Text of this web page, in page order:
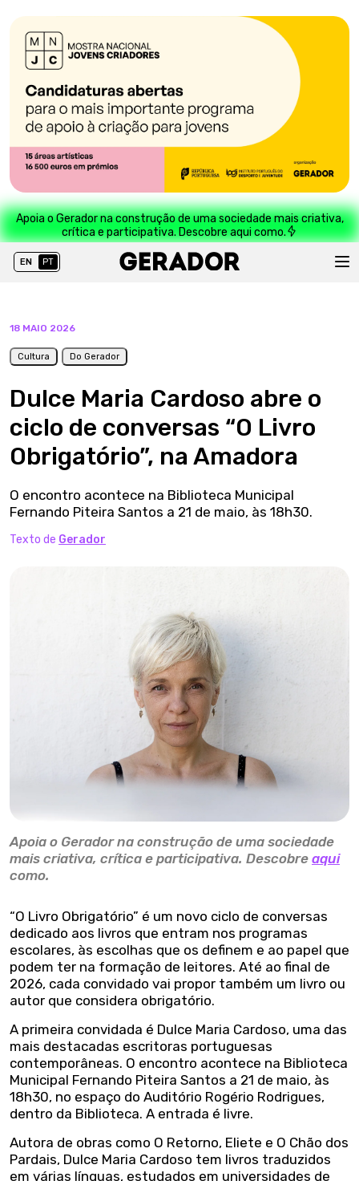
Apoia o Gerador na construção de uma sociedade mais criativa,
crítica e participativa. Descobre aqui como.
EN PT
18 MAIO 2026
Cultura Do Gerador
Dulce Maria Cardoso abre o
ciclo de conversas “O Livro
Obrigatório”, na Amadora
O encontro acontece na Biblioteca Municipal
Fernando Piteira Santos a 21 de maio, às 18h30.
Texto de Gerador
Apoia o Gerador na construção de uma sociedade
mais criativa, crítica e participativa. Descobre aqui
como.
“O Livro Obrigatório” é um novo ciclo de conversas
dedicado aos livros que entram nos programas
escolares, às escolhas que os definem e ao papel que
podem ter na formação de leitores. Até ao final de
2026, cada convidado vai propor também um livro ou
autor que considera obrigatório.
A primeira convidada é Dulce Maria Cardoso, uma das
mais destacadas escritoras portuguesas
contemporâneas. O encontro acontece na Biblioteca
Municipal Fernando Piteira Santos a 21 de maio, às
18h30, no espaço do Auditório Rogério Rodrigues,
dentro da Biblioteca. A entrada é livre.
Autora de obras como O Retorno, Eliete e O Chão dos
Pardais, Dulce Maria Cardoso tem livros traduzidos
em várias línguas, estudados em universidades de